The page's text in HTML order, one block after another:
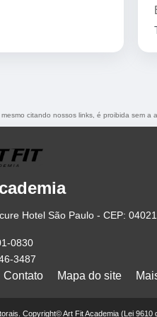
citando nossos links, é proibida sem
Hotel São Paulo - CEP:
0830
3487
Contato Mapa do site
Copyright© Art Fit Academia (Lei 9610